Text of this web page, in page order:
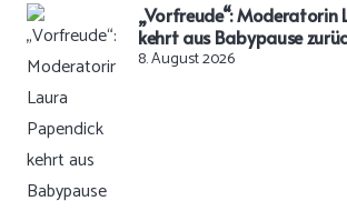
„Vorfreude“: Moderatorin
kehrt aus Babypause
8. August 2026